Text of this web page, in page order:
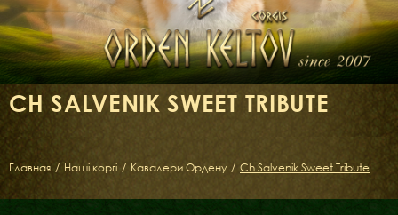
CH SALVENIK SWEET TRIBUTE
Главная / Наші коргі / Кавалери Ордену / Ch Salvenik Sweet Tribute
КОНТАКТИ
НАШІ КОРГІ
ДАМИ ОРДЕНУ
КАВАЛЕРИ ОРДЕНУ
ДИТЯЧА КІМНАТА
БІБЛІОТЕКА
МІФИ